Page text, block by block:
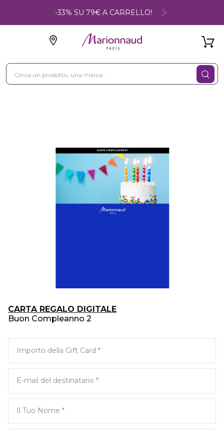
-33% SU 79€ A CARRELLO!
CARTA REGALO DIGITALE
Buon Compleanno 2
Importo della Gift Card
E-mail del destinatario
Il Tuo Nome